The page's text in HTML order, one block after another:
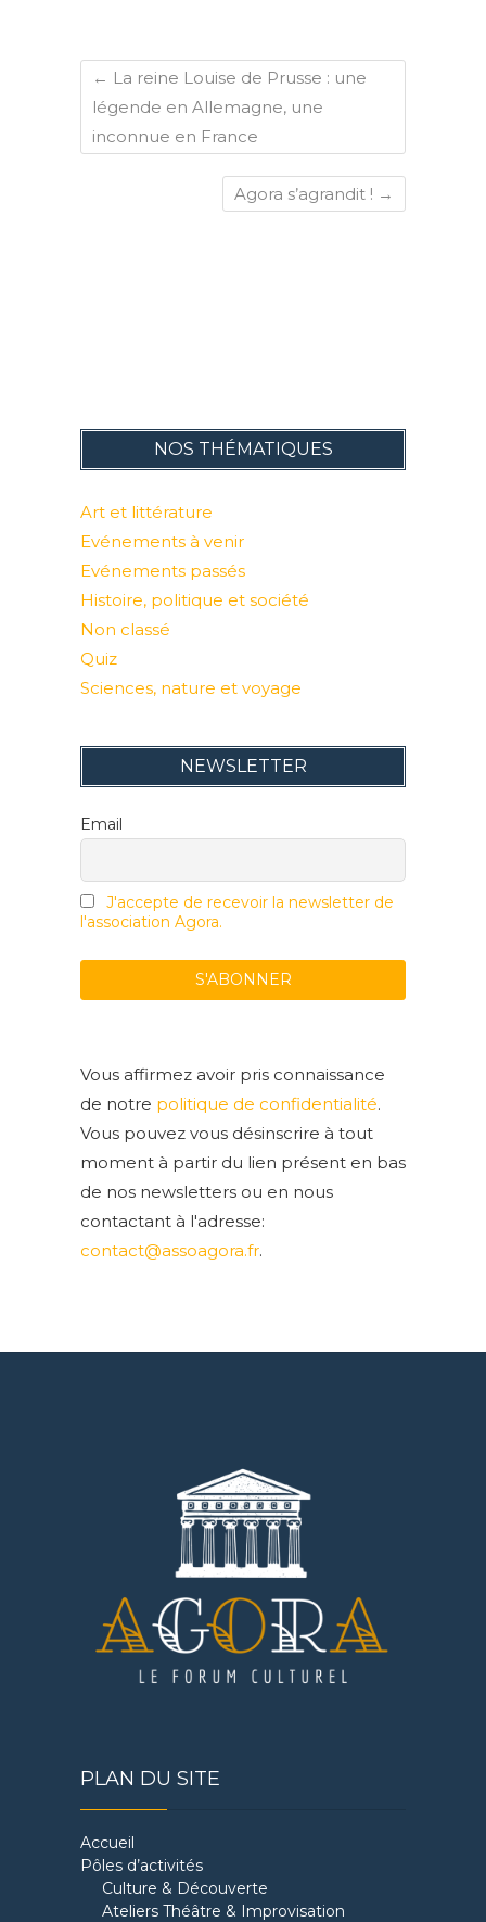
← La reine Louise de Prusse : une
légende en Allemagne, une
inconnue en France
Agora s’agrandit ! →
NOS THÉMATIQUES
Art et littérature
Evénements à venir
Evénements passés
Histoire, politique et société
Non classé
Quiz
Sciences, nature et voyage
NEWSLETTER
Email
J'accepte de recevoir la newsletter de
l'association Agora.
Vous affirmez avoir pris connaissance
de notre politique de confidentialité.
Vous pouvez vous désinscrire à tout
moment à partir du lien présent en bas
de nos newsletters ou en nous
contactant à l'adresse:
contact@assoagora.fr.
PLAN DU SITE
Accueil
Pôles d’activités
Culture & Découverte
Ateliers Théâtre & Improvisation